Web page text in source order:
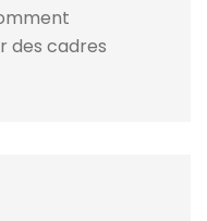
des cadres